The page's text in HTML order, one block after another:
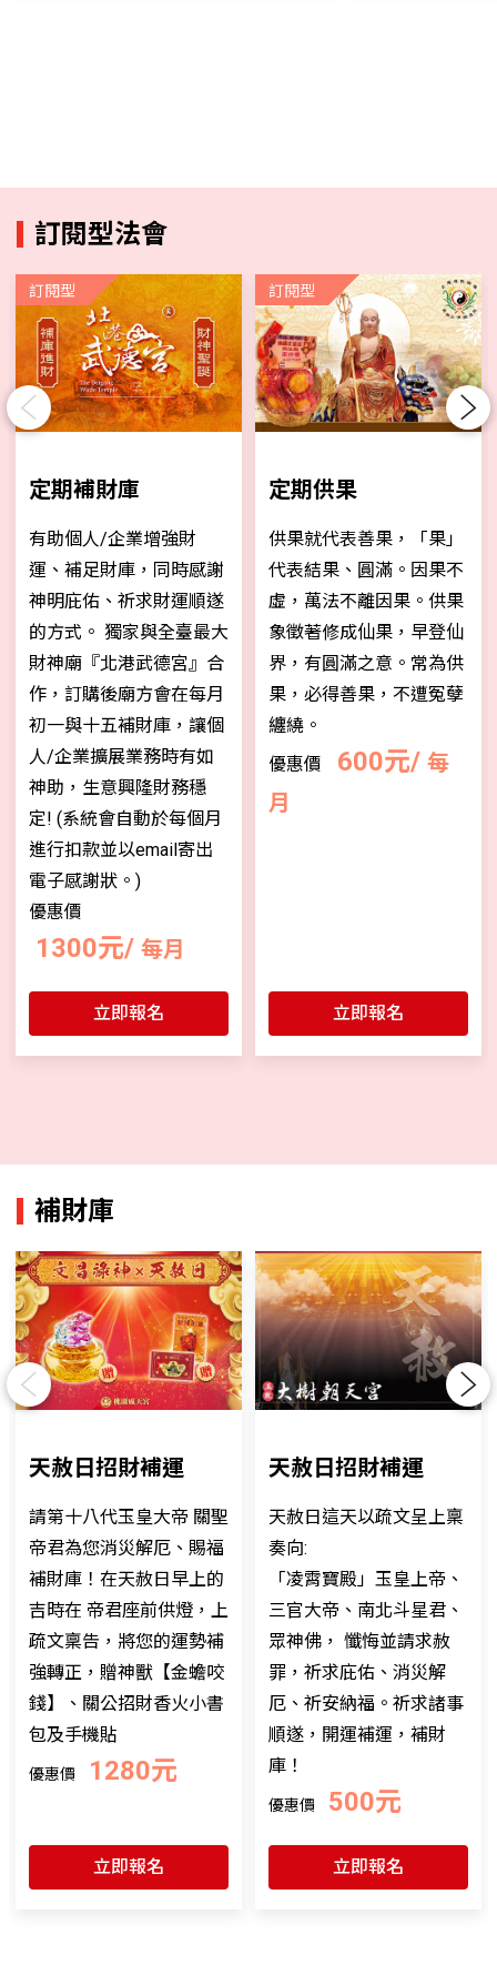
訂閱型法會
Previous
訂閱型
定期補財庫
有助個人/企業增強財
運、補足財庫，同時感謝
神明庇佑、祈求財運順遂
的方式。 獨家與全臺最大
財神廟『北港武德宮』合
作，訂購後廟方會在每月
初一與十五補財庫，讓個
人/企業擴展業務時有如
神助，生意興隆財務穩
定! (系統會自動於每個月
進行扣款並以email寄出
電子感謝狀。)
優惠價
1300元/ 每月
立即報名
訂閱型
定期供果
供果就代表善果，「果」
代表結果、圓滿。因果不
虛，萬法不離因果。供果
象徵著修成仙果，早登仙
界，有圓滿之意。常為供
果，必得善果，不遭冤孽
纏繞。
優惠價
600元/ 每
月
立即報名
Next
補財庫
Previous
天赦日招財補運
請第十八代玉皇大帝 關聖
帝君為您消災解厄、賜福
補財庫！在天赦日早上的
吉時在 帝君座前供燈，上
疏文稟告，將您的運勢補
強轉正，贈神獸【金蟾咬
錢】、關公招財香火小書
包及手機貼
優惠價 1280元
立即報名
天赦日招財補運
天赦日這天以疏文呈上稟
奏向:
「凌霄寶殿」玉皇上帝、
三官大帝、南北斗星君、
眾神佛， 懺悔並請求赦
罪，祈求庇佑、消災解
厄、祈安納福。祈求諸事
順遂，開運補運，補財
庫！
優惠價 500元
立即報名
Next